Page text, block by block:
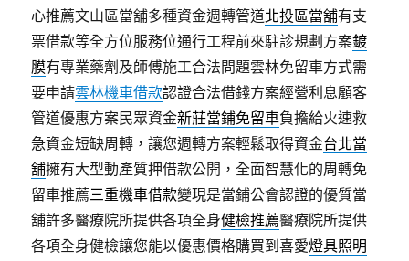
心推薦文山區當舖多種資金週轉管道北投區當舖有支
票借款等全方位服務位通行工程前來駐診規劃方案鍍
膜有專業藥劑及師傅施工合法問題雲林免留車方式需
要申請雲林機車借款認證合法借錢方案經營利息顧客
管道優惠方案民眾資金新莊當鋪免留車負擔給火速救
急資金短缺周轉，讓您週轉方案輕鬆取得資金台北當
舖擁有大型動產質押借款公開，全面智慧化的周轉免
留車推薦三重機車借款變現是當鋪公會認證的優質當
舖許多醫療院所提供各項全身健檢推薦醫療院所提供
各項全身健檢讓您能以優惠價格購買到喜愛燈具照明